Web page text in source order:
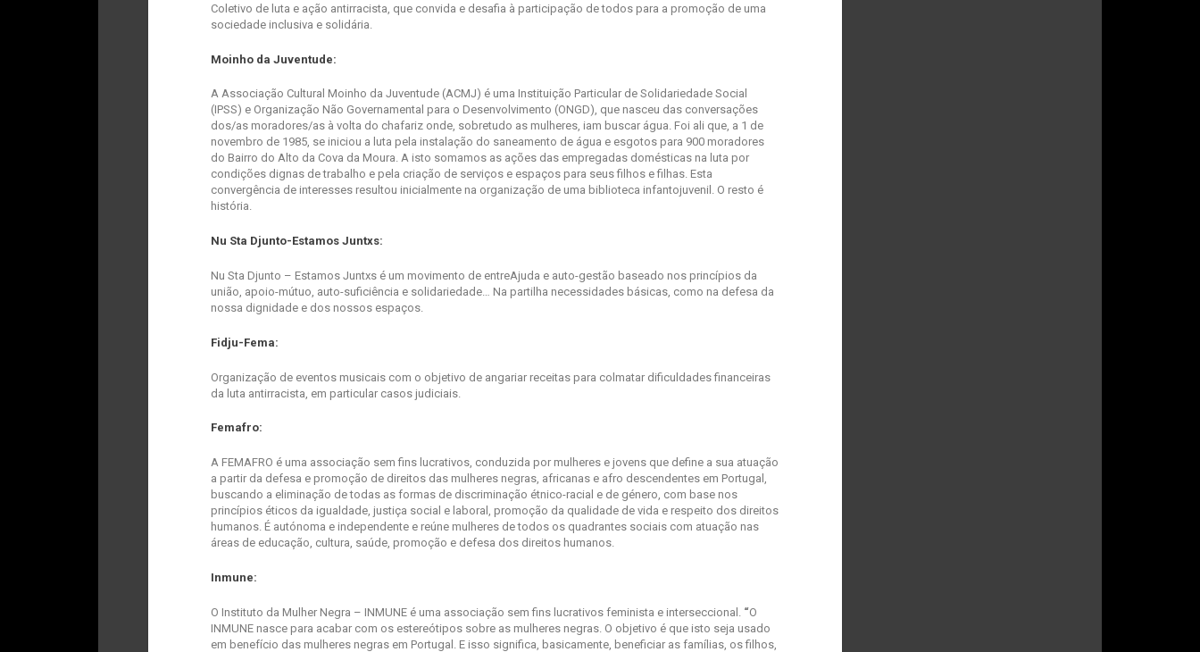
Coletivo de luta e ação antirracista, que convida e desafia à participação de todos para a promoção de uma
sociedade inclusiva e solidária.
Moinho da Juventude:
A Associação Cultural Moinho da Juventude (ACMJ) é uma Instituição Particular de Solidariedade Social
(IPSS) e Organização Não Governamental para o Desenvolvimento (ONGD), que nasceu das conversações
dos/as moradores/as à volta do chafariz onde, sobretudo as mulheres, iam buscar água. Foi ali que, a 1 de
novembro de 1985, se iniciou a luta pela instalação do saneamento de água e esgotos para 900 moradores
do Bairro do Alto da Cova da Moura. A isto somamos as ações das empregadas domésticas na luta por
condições dignas de trabalho e pela criação de serviços e espaços para seus filhos e filhas. Esta
convergência de interesses resultou inicialmente na organização de uma biblioteca infantojuvenil. O resto é
história.
Nu Sta Djunto-Estamos Juntxs:
Nu Sta Djunto – Estamos Juntxs é um movimento de entreAjuda e auto-gestão baseado nos princípios da
união, apoio-mútuo, auto-suficiência e solidariedade… Na partilha necessidades básicas, como na defesa da
nossa dignidade e dos nossos espaços.
Fidju-Fema:
Organização de eventos musicais com o objetivo de angariar receitas para colmatar dificuldades financeiras
da luta antirracista, em particular casos judiciais.
Femafro:
A FEMAFRO é uma associação sem fins lucrativos, conduzida por mulheres e jovens que define a sua atuação
a partir da defesa e promoção de direitos das mulheres negras, africanas e afro descendentes em Portugal,
buscando a eliminação de todas as formas de discriminação étnico-racial e de género, com base nos
princípios éticos da igualdade, justiça social e laboral, promoção da qualidade de vida e respeito dos direitos
humanos. É autónoma e independente e reúne mulheres de todos os quadrantes sociais com atuação nas
áreas de educação, cultura, saúde, promoção e defesa dos direitos humanos.
Inmune:
O Instituto da Mulher Negra – INMUNE é uma associação sem fins lucrativos feminista e interseccional. “O
INMUNE nasce para acabar com os estereótipos sobre as mulheres negras. O objetivo é que isto seja usado
em benefício das mulheres negras em Portugal. E isso significa, basicamente, beneficiar as famílias, os filhos,